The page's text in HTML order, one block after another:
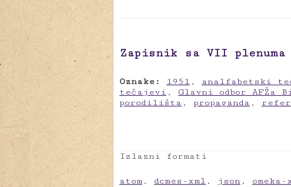
Zapisnik sa VII plenuma
Oznake: 1951 , analfabetski
tečajevi , Glavni odbor AFŽa
porodilišta , propaganda ,
Izlazni formati
atom , dcmes-xml , json , omeka-